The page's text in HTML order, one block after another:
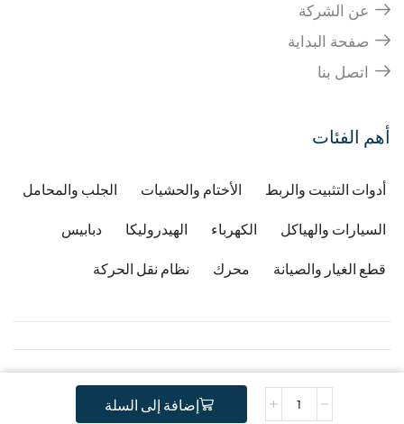
إضافة إلى السلة
عن الشركة
صفحة البداية
اتصل بنا
أهم الفئات
أدوات التثبيت والربط الأختام والحشيات الجلب والمحامل
السيارات والهياكل الكهرباء الهيدروليكا دبابيس
قطع الغيار والصيانة محرك نظام نقل الحركة
Copyright © 2026Developped by Djafri idir
Copyright Gstractor
.